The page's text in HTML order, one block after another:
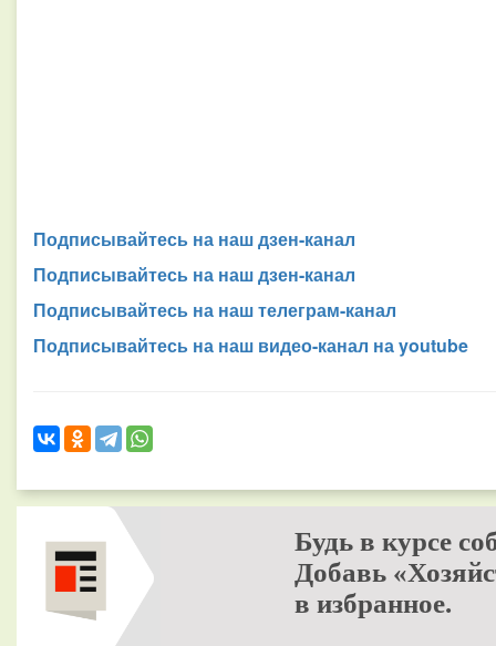
Подписывайтесь на наш дзен-канал
Подписывайтесь на наш дзен-канал
Подписывайтесь на наш телеграм-канал
Подписывайтесь на наш видео-канал на youtube
Будь в курсе
Добавь
в избранное.